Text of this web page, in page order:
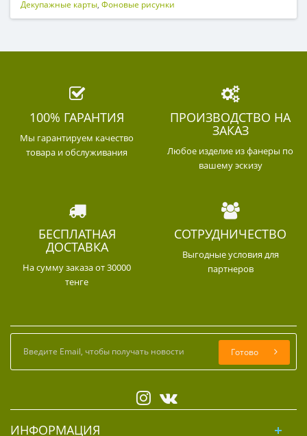
Декупажные карты, Фоновые рисунки
100% ГАРАНТИЯ
Мы гарантируем качество
товара и обслуживания
ПРОИЗВОДСТВО НА
ЗАКАЗ
Любое изделие из фанеры по
вашему эскизу
БЕСПЛАТНАЯ
ДОСТАВКА
На сумму заказа от 30000
тенге
СОТРУДНИЧЕСТВО
Выгодные условия для
партнеров
Готово
ИНФОРМАЦИЯ